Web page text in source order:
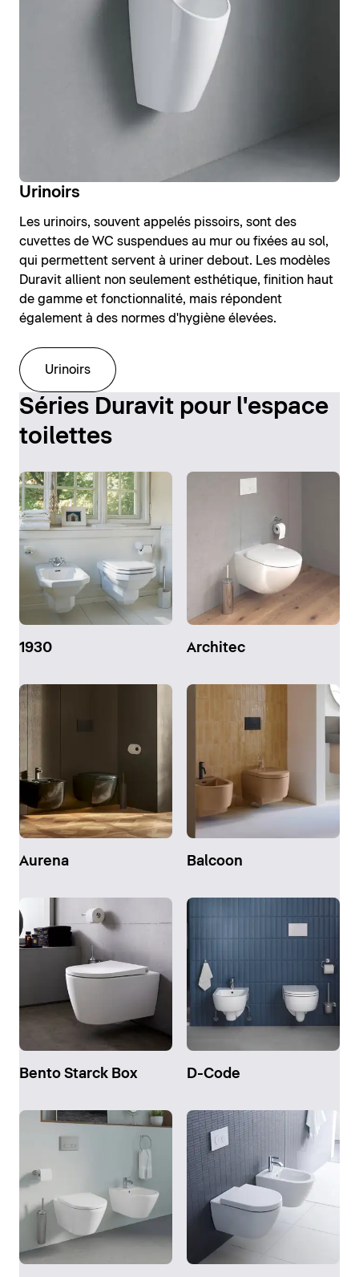
Urinoirs
Les urinoirs, souvent appelés pissoirs, sont des
cuvettes de WC suspendues au mur ou fixées au sol,
qui permettent servent à uriner debout. Les modèles
Duravit allient non seulement esthétique, finition haut
de gamme et fonctionnalité, mais répondent
également à des normes d'hygiène élevées.
Urinoirs
Séries Duravit pour l'espace
toilettes
1930 Architec
Aurena Balcoon
Bento Starck Box D-Code